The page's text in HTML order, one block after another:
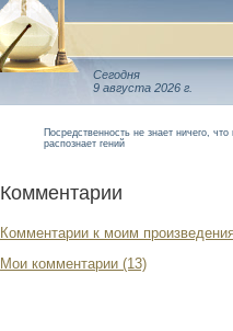
Сегодня
9 августа 2026 г.
Посредственность не знает ничего,
распознает гений
Комментарии
Комментарии к моим
Мои комментарии (13)